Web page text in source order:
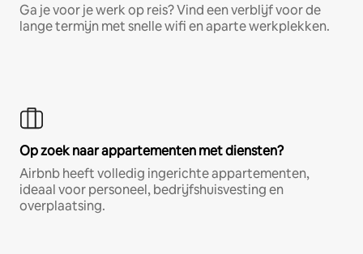
Ga je voor je werk op reis? Vind een verblijf voor de
lange termijn met snelle wifi en aparte werkplekken.
Op zoek naar appartementen met diensten?
Airbnb heeft volledig ingerichte appartementen,
ideaal voor personeel, bedrijfshuisvesting en
overplaatsing.